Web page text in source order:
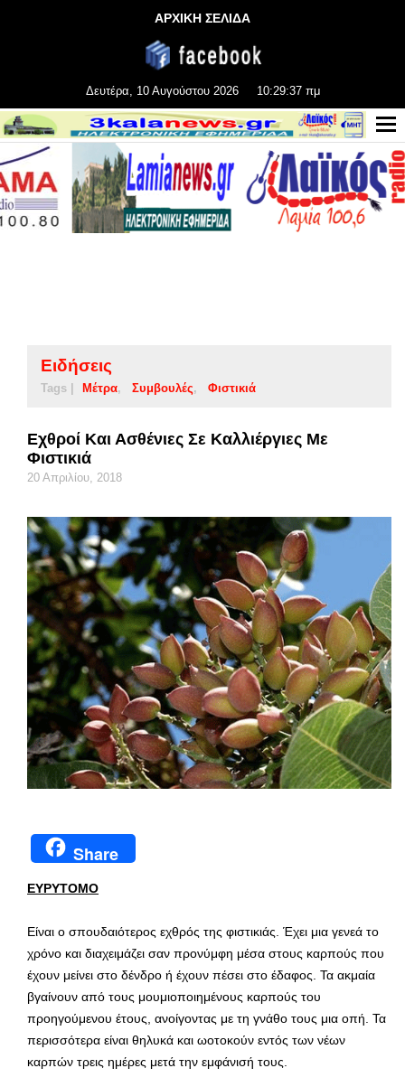
ΑΡΧΙΚΗ ΣΕΛΙΔΑ
Δευτέρα, 10 Αυγούστου 2026 10:29:38 πμ
Ειδήσεις
Tags | Μέτρα Συμβουλές Φιστικιά
Εχθροί Και Ασθένιες Σε Καλλιέργιες Με
Φιστικιά
20 Απριλίου, 2018
Share
ΕΥΡΥΤΟΜΟ
Είναι ο σπουδαιότερος εχθρός της φιστικιάς. Έχει μια γενεά το
χρόνο και διαχειμάζει σαν προνύμφη μέσα στους καρπούς που
έχουν μείνει στο δένδρο ή έχουν πέσει στο έδαφος. Τα ακμαία
βγαίνουν από τους μουμιοποιημένους καρπούς του
προηγούμενου έτους, ανοίγοντας με τη γνάθο τους μια οπή. Τα
περισσότερα είναι θηλυκά και ωοτοκούν εντός των νέων
καρπών τρεις ημέρες μετά την εμφάνισή τους.